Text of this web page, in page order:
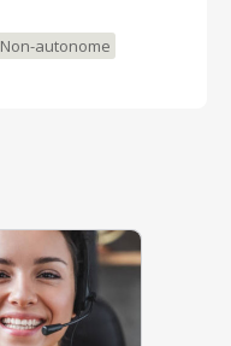
Non-autonome